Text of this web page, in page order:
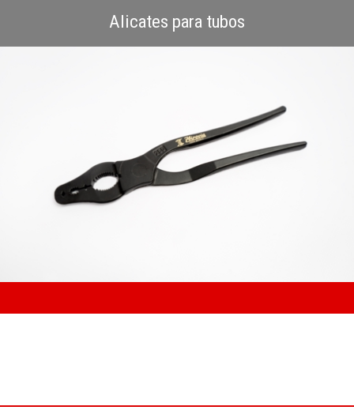
Alicates para tubos